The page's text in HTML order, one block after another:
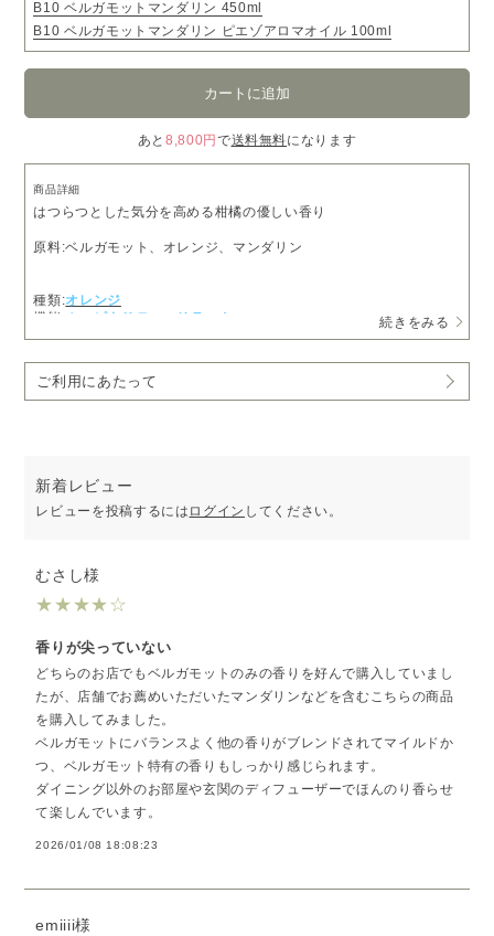
B10 ベルガモットマンダリン 450ml
B10 ベルガモットマンダリン ピエゾアロマオイル 100ml
あと8,800円 で送料無料になります
商品詳細
はつらつとした気分を高める柑橘の優しい香り
原料:ベルガモット、オレンジ、マンダリン
種類:オレンジ
機能:
ホスピタリティ リラックス 続きをみる
ご利用にあたって
新着レビュー
レビューを投稿するには ログイン してください。
むさし様
★★★★☆
香りが尖っていない
どちらのお店でもベルガモットのみの香りを好んで購入していまし
たが、店舗でお薦めいただいたマンダリンなどを含むこちらの商品
を購入してみました。
ベルガモットにバランスよく他の香りがブレンドされてマイルドか
つ、ベルガモット特有の香りもしっかり感じられます。
ダイニング以外のお部屋や玄関のディフューザーでほんのり香らせ
て楽しんでいます。
2026/01/08 18:08:23
emiiii様